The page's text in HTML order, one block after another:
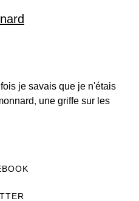
je savais que je n'étais
, une griffe sur les